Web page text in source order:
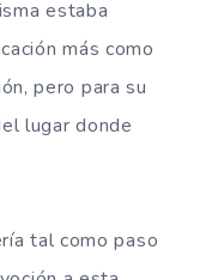
estaba
más como
pero para su
lugar donde
tal como paso